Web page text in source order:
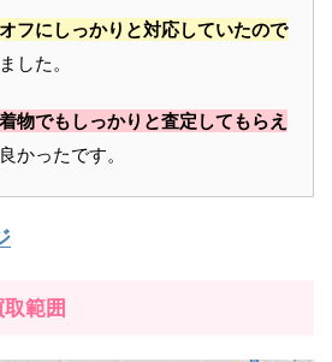
フにしっかりと対応していたので
した。
物でもしっかりと査定してもらえ
かったです。
範囲